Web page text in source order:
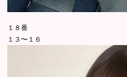
１８番
１３〜１６